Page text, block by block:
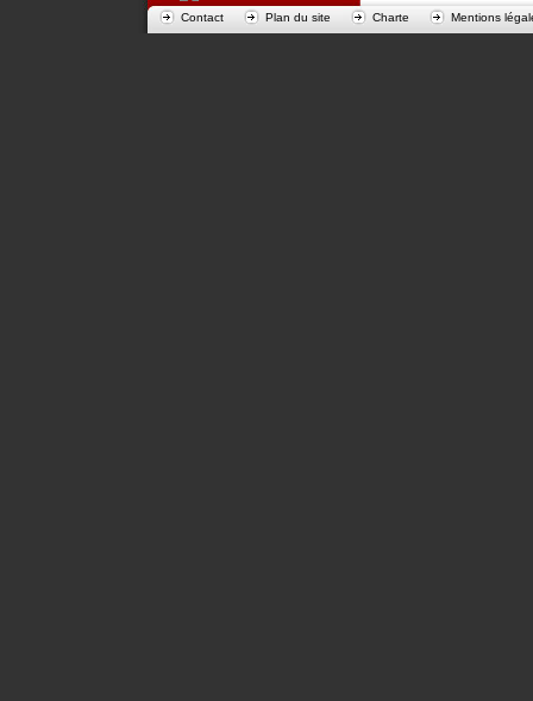
Contact Plan du site Charte Mentions